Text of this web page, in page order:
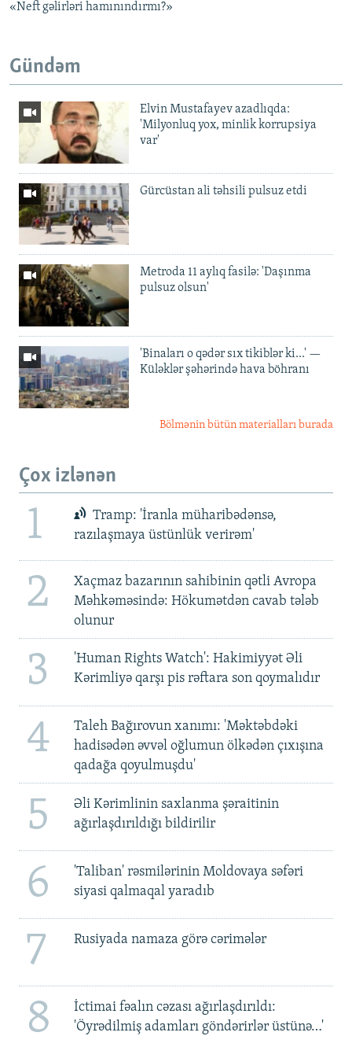
«Neft gəlirləri hamınındırmı?»
Gündəm
Elvin Mustafayev azadlıqda:
'Milyonluq yox, minlik korrupsiya
var'
Gürcüstan ali təhsili pulsuz etdi
Metroda 11 aylıq fasilə: 'Daşınma
pulsuz olsun'
'Binaları o qədər sıx tikiblər ki...' —
Küləklər şəhərində hava böhranı
Bölmənin bütün materialları burada
Çox izlənən
1
Tramp: 'İranla müharibədənsə,
razılaşmaya üstünlük verirəm'
2
Xaçmaz bazarının sahibinin qətli Avropa
Məhkəməsində: Hökumətdən cavab tələb
olunur
3
'Human Rights Watch': Hakimiyyət Əli
Kərimliyə qarşı pis rəftara son qoymalıdır
4
Taleh Bağırovun xanımı: 'Məktəbdəki
hadisədən əvvəl oğlumun ölkədən çıxışına
qadağa qoyulmuşdu'
5
Əli Kərimlinin saxlanma şəraitinin
ağırlaşdırıldığı bildirilir
6
'Taliban' rəsmilərinin Moldovaya səfəri
siyasi qalmaqal yaradıb
7 Rusiyada namaza görə cərimələr
8
İctimai fəalın cəzası ağırlaşdırıldı:
'Öyrədilmiş adamları göndərirlər üstünə…'